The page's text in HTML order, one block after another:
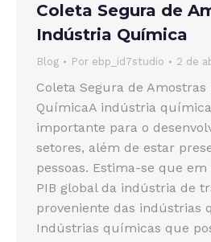
Coleta Segura de
Indústria Química
Blog Por ebp_id7studio 2 de
Coleta Segura de
QuímicaA indústria
importante para o
setores, além de estar
pessoas. Estima-se que
PIB global da indústria de
proveniente das indústrias
Indústrias químicas que